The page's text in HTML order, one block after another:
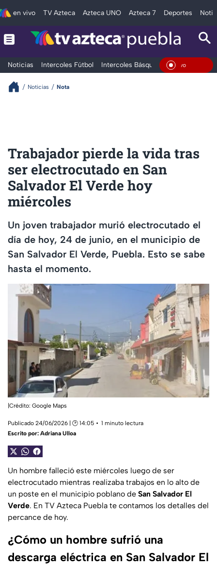
en vivo TV Azteca Azteca UNO Azteca 7 Deportes
Noticias Intercoles Fútbol Intercoles Básquetbol DeportesEn
Noticias Nota
Trabajador pierde la vida tras
ser electrocutado en San
Salvador El Verde hoy
miércoles
Un joven trabajador murió electrocutado el
día de hoy, 24 de junio, en el municipio de
San Salvador El Verde, Puebla. Esto se sabe
hasta el momento.
|Crédito: Google Maps
Publicado 24/06/2026 | 🕑 14:05
1 minuto lectura
Escrito por: Adriana Ulloa
Un hombre falleció este miércoles luego de ser
electrocutado mientras realizaba trabajos en lo alto de
un poste en el municipio poblano de San Salvador El
Verde. En TV Azteca Puebla te contamos los detalles del
percance de hoy.
¿Cómo un hombre sufrió una
descarga eléctrica en San Salvador El